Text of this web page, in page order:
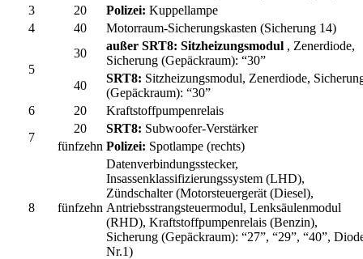
3
20 Polizei: Kuppellampe
4
40 Motorraum-Sicherungskasten (Sicherung 14)
5
30
außer SRT8: Sitzheizungsmodul , Zenerdiode,
Sicherung (Gepäckraum): “30”
40
SRT8: Sitzheizungsmodul, Zenerdiode,
(Gepäckraum): “30”
6
20
Kraftstoffpumpenrelais
7
20 SRT8: Subwoofer-Verstärker
fünfzehn Polizei: Spotlampe (rechts)
8 fünfzehn
Datenverbindungsstecker,
Insassenklassifizierungssystem (LHD),
Zündschalter (Motorsteuergerät (Diesel),
Antriebsstrangsteuermodul, Lenksäulenmodul
(RHD), Kraftstoffpumpenrelais (Benzin),
Sicherung (Gepäckraum): “27”, “29”, “40”,
Nr.1)